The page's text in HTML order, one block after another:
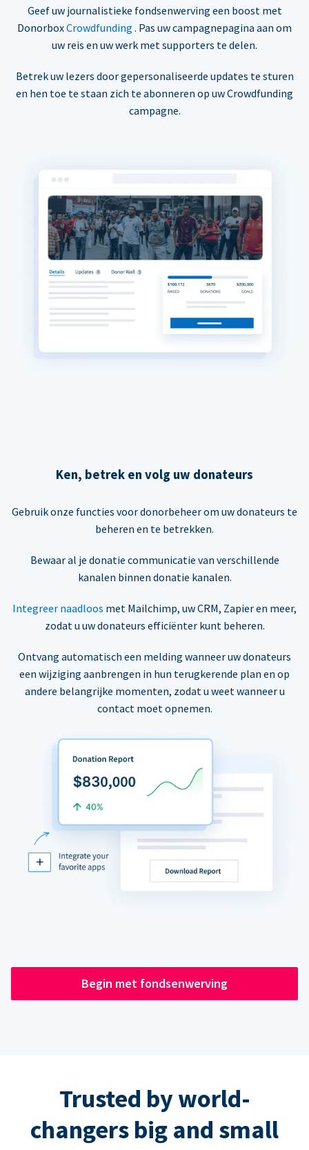
Geef uw journalistieke fondsenwerving een boost met
DonorboxCrowdfunding . Pas uw campagnepagina aan om
uw reis en uw werk met supporters te delen.
Betrek uw lezers door gepersonaliseerde updates te sturen
en hen toe te staan zich te abonneren op uw Crowdfunding
campagne.
Ken, betrek en volg uw donateurs
Gebruik onze functies voor donorbeheer om uw donateurs te
beheren en te betrekken.
Bewaar al je donatie communicatie van verschillende
kanalen binnen donatie kanalen.
Integreer naadloos met Mailchimp, uw CRM, Zapier en meer,
zodat u uw donateurs efficiënter kunt beheren.
Ontvang automatisch een melding wanneer uw donateurs
een wijziging aanbrengen in hun terugkerende plan en op
andere belangrijke momenten, zodat u weet wanneer u
contact moet opnemen.
Begin met fondsenwerving
Trusted by world-
changers big and small